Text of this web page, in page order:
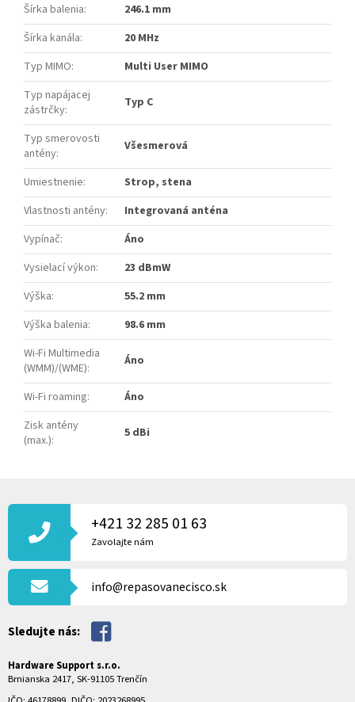
Šírka balenia:
246.1 mm
Šírka kanála:
20 MHz
Typ MIMO:
Multi User MIMO
Typ napájacej
zástrčky: Typ C
Typ smerovosti
antény: Všesmerová
Umiestnenie:
Strop, stena
Vlastnosti antény:
Integrovaná anténa
Vypínač:
Áno
Vysielací výkon:
23 dBmW
Výška:
55.2 mm
Výška balenia:
98.6 mm
Wi-Fi Multimedia
(WMM)/(WME): Áno
Wi-Fi roaming:
Áno
Zisk antény
(max.): 5 dBi
Á
T
+421 32 285 01 63
Zavolajte nám
info@repasovanecisco.sk
Sledujte nás:
Hardware Support s.r.o.
Brnianska 2417, SK-91105 Trenčín